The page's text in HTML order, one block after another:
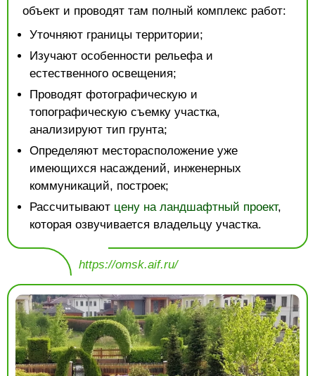
объект и проводят там полный комплекс работ:
Уточняют границы территории;
Изучают особенности рельефа и
естественного освещения;
Проводят фотографическую и
топографическую съемку участка,
анализируют тип грунта;
Определяют месторасположение уже
имеющихся насаждений, инженерных
коммуникаций, построек;
Рассчитывают цену на ландшафтный проект,
которая озвучивается владельцу участка.
https://omsk.aif.ru/